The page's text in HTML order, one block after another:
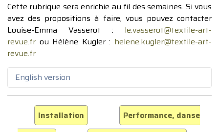
Cette rubrique sera enrichie au fil des semaines. Si vous
avez des propositions à faire, vous pouvez contacter
Louise-Emma Vasserot : le.vasserot@textile-art-
revue.fr ou Hélène Kugler : helene.kugler@textile-art-
revue.fr
English version
Installation
Performance, danse